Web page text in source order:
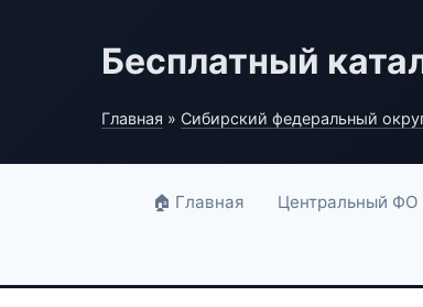
Бесплатный
Главная » Сибирский федеральный
🏠 Главная Центральный ФО